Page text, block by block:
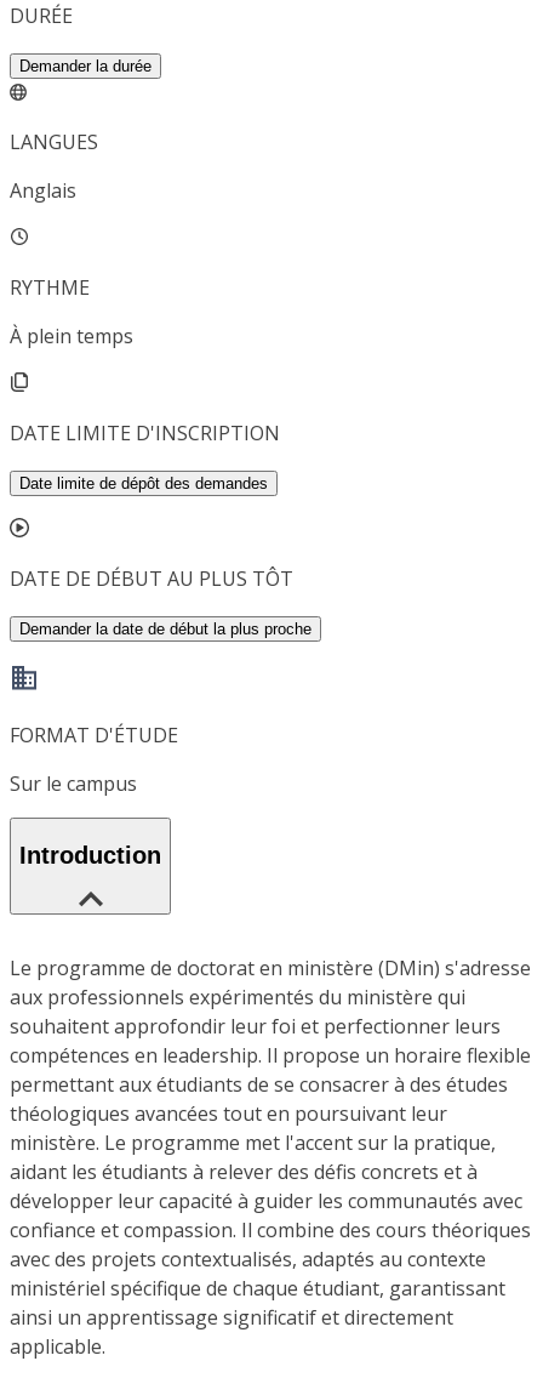
DURÉE
Demander la durée
LANGUES
Anglais
RYTHME
À plein temps
DATE LIMITE D'INSCRIPTION
Date limite de dépôt des demandes
DATE DE DÉBUT AU PLUS TÔT
Demander la date de début la plus proche
FORMAT D'ÉTUDE
Sur le campus
Introduction
Le programme de doctorat en ministère (DMin) s'adresse
aux professionnels expérimentés du ministère qui
souhaitent approfondir leur foi et perfectionner leurs
compétences en leadership. Il propose un horaire flexible
permettant aux étudiants de se consacrer à des études
théologiques avancées tout en poursuivant leur
ministère. Le programme met l'accent sur la pratique,
aidant les étudiants à relever des défis concrets et à
développer leur capacité à guider les communautés avec
confiance et compassion. Il combine des cours théoriques
avec des projets contextualisés, adaptés au contexte
ministériel spécifique de chaque étudiant, garantissant
ainsi un apprentissage significatif et directement
applicable.